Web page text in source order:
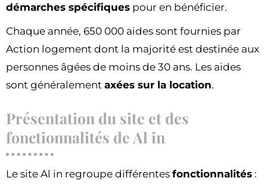
démarches spécifiques pour en bénéficier.
Chaque année, 650 000 aides sont fournies par
Action logement dont la majorité est destinée aux
personnes âgées de moins de 30 ans. Les aides
sont généralement axées sur la location.
Présentation du site et des
fonctionnalités de Al in
Le site Al in regroupe différentes fonctionnalités :